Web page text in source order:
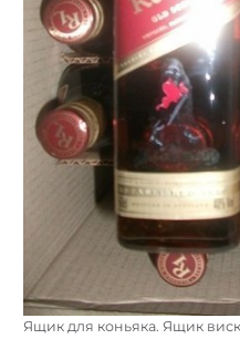
Ящик для коньяка. Ящик